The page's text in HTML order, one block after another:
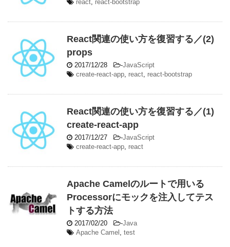
react, react-bootstrap
React関連の使い方を復習する／(2)
props
2017/12/28 -JavaScript
create-react-app, react, react-bootstrap
React関連の使い方を復習する／(1)
create-react-app
2017/12/27 -JavaScript
create-react-app, react
Apache Camelのルートで用いる
Processorにモックを注入してテス
トする方法
2017/02/20 -Java
Apache Camel , test